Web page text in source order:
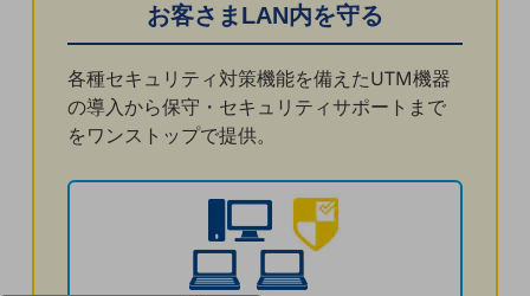
障がい者採用
人材育成制度
広告・協賛
お客さまLAN内を守る
各種セキュリティ対策機能を備えたUTM機器
の導入から保守・セキュリティサポートまで
をワンストップで提供。